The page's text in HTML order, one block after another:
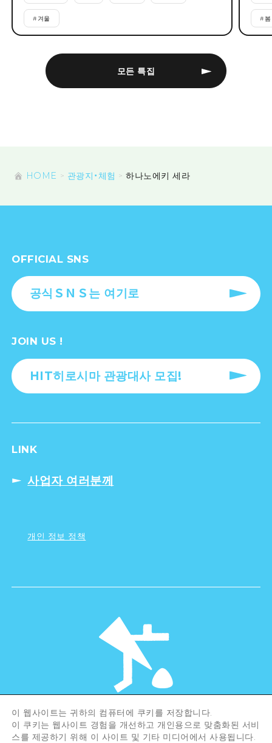
모든 특집
# 겨울 #봄
HOME 관광지・체험 하나노에키 세라
OFFICIAL SNS
공식ＳＮＳ는 여기로
JOIN US !
HIT히로시마 관광대사 모집!
LINK
사업자 여러분께
개인 정보 정책
©Hiroshima Tourism Association /
Hiroshima Prefecture / Hiroshima City .
All rights reserved
이 웹사이트는 귀하의 컴퓨터에 쿠키를 저장합니다.
이 쿠키는 웹사이트 경험을 개선하고 개인용으로 맞춤화된 서비
스를 제공하기 위해 이 사이트 및 기타 미디어에서 사용됩니다.